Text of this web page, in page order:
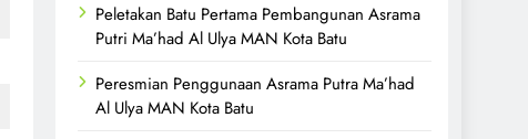
Peletakan Batu Pertama Pembangunan Asrama
Putri Ma’had Al Ulya MAN Kota Batu
Peresmian Penggunaan Asrama Putra Ma’had
Al Ulya MAN Kota Batu